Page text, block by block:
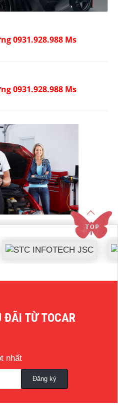
0931.928.988 Ms
0931.928.988 Ms
ĐÃI TỪ TOCAR
nhất